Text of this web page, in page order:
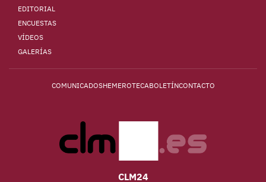
EDITORIAL
ENCUESTAS
VÍDEOS
GALERÍAS
COMUNICADOSHEMEROTECABOLETÍNCONTACTO
CLM24